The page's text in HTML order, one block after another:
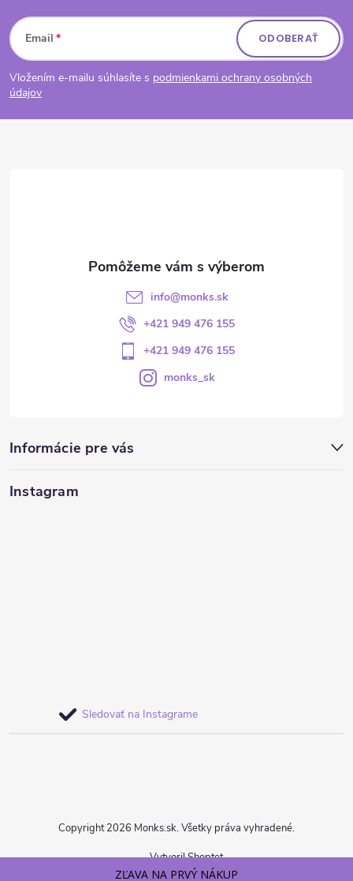
Zápätie
Email
Vložením e-mailu súhlasíte s podmienkami ochrany osobných
údajov
ODOBERAŤ
Informácie pre vás
info@monks.sk
+421 949 476 155
+421 949 476 155
monks_sk
Instagram
Sledovať na Instagrame
Vytvoril Shoptet
Copyright 2026 Monks.sk. Všetky práva vyhradené.
ZĽAVA NA PRVÝ NÁKUP